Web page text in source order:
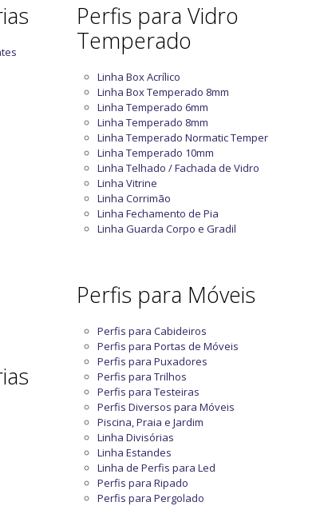
Perfis para Vidro
Temperado
Linha Box Acrílico
Linha Box Temperado 8mm
Linha Temperado 6mm
Linha Temperado 8mm
Linha Temperado Normatic Temper
Linha Temperado 10mm
Linha Telhado / Fachada de Vidro
Linha Vitrine
Linha Corrimão
Linha Fechamento de Pia
Linha Guarda Corpo e Gradil
Perfis para Móveis
Perfis para Cabideiros
Perfis para Portas de Móveis
Perfis para Puxadores
Perfis para Trilhos
Perfis para Testeiras
Perfis Diversos para Móveis
Piscina, Praia e Jardim
Linha Divisórias
Linha Estandes
Linha de Perfis para Led
Perfis para Ripado
Perfis para Pergolado